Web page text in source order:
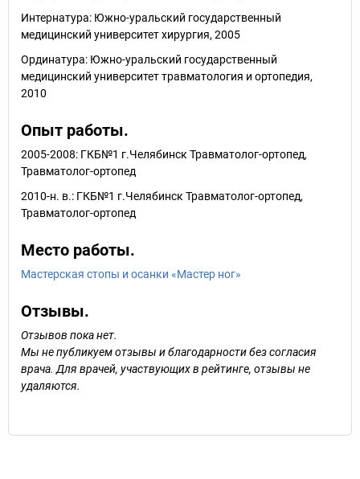
Интернатура: Южно-уральский государственный
медицинский университет хирургия, 2005
Ординатура: Южно-уральский государственный
медицинский университет травматология и ортопедия,
2010
Опыт работы.
2005-2008: ГКБ№1 г.Челябинск Травматолог-ортопед,
Травматолог-ортопед
2010-н. в.: ГКБ№1 г.Челябинск Травматолог-ортопед,
Травматолог-ортопед
Место работы.
Мастерская стопы и осанки «Мастер ног»
Отзывы.
Отзывов пока нет.
Мы не публикуем отзывы и благодарности без согласия
врача. Для врачей, участвующих в рейтинге, отзывы не
удаляются.